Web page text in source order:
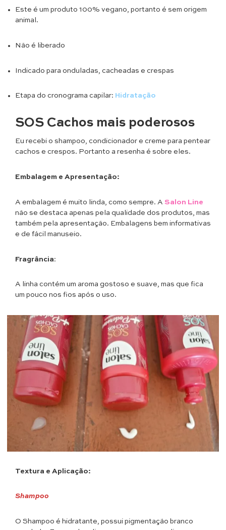
Este é um produto 100% vegano, portanto é sem origem
animal.
Não é liberado
Indicado para onduladas, cacheadas e crespas
Etapa do cronograma capilar: Hidratação
SOS Cachos mais poderosos
Eu recebi o shampoo, condicionador e creme para pentear
cachos e crespos. Portanto a resenha é sobre eles.
Embalagem e Apresentação:
A embalagem é muito linda, como sempre. A Salon Line
não se destaca apenas pela qualidade dos produtos, mas
também pela apresentação. Embalagens bem informativas
e de fácil manuseio.
Fragrância:
A linha contém um aroma gostoso e suave, mas que fica
um pouco nos fios após o uso.
Textura e Aplicação:
Shampoo
O Shampoo é hidratante, possui pigmentação branco